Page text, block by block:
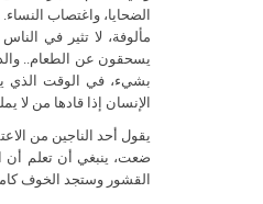
الضحايا، واغتصاب
مألوفة، لا تثير في
يسحقون عن الطعام..
بشيء، في الوقت الذي
الإنسان إذا قادها من لا
يقول أحد الناجين من
ضعت، ينبغي أن تعلم أن
القشور وستجد الخوف